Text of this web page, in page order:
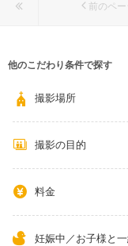
前のペー
他のこだわり条件で探す
撮影場所
撮影の目的
料金
妊娠中／お子様と